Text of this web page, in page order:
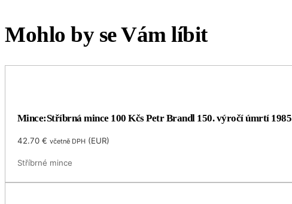
Mohlo by se Vám líbit
Mince:Stříbrná mince 100 Kčs Petr Brandl 150. výročí úmrtí 1985
42.70 € včetně DPH(EUR)
Stříbrné mince